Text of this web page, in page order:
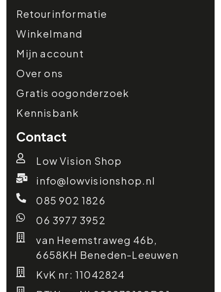
Retourinformatie
Winkelmand
Mijn account
Over ons
Gratis oogonderzoek
Kennisbank
Contact
Low Vision Shop
info@lowvisionshop.nl
085 902 1826
06 3977 3952
van Heemstraweg 46b,
6658KH Beneden-Leeuwen
KvK nr: 11042824